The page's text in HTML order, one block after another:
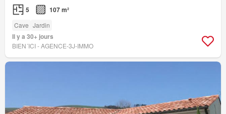
5 107 m²
Cave Jardin
Il y a 30+ jours
BIEN´ICI - AGENCE-3J-IMMO